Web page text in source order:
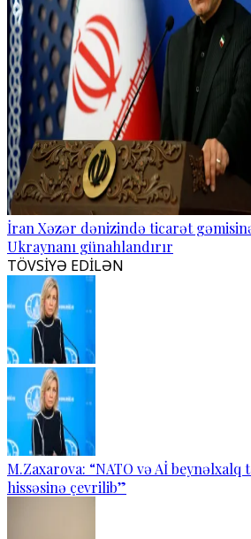
İran Xəzər dənizində ticarət
Ukraynanı günahlandırır
TÖVSİYƏ EDİLƏN
M.Zaxarova: “NATO və Aİ
hissəsinə çevrilib”